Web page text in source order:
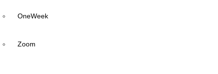
OneWeek
Zoom